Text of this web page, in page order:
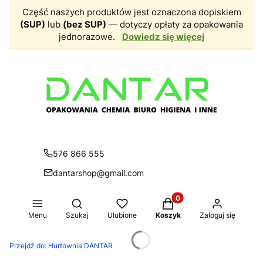
Część naszych produktów jest oznaczona dopiskiem
(SUP) lub (bez SUP) — dotyczy opłaty za opakowania
jednorazowe.
Dowiedz się więcej
576 866 555
dantarshop@gmail.com
Menu
Otwórz wyszukiwarkę
Szukaj Ulubione
Produkty w koszyku:
Koszyk Zaloguj się
Przejdź do: Hurtownia DANTAR